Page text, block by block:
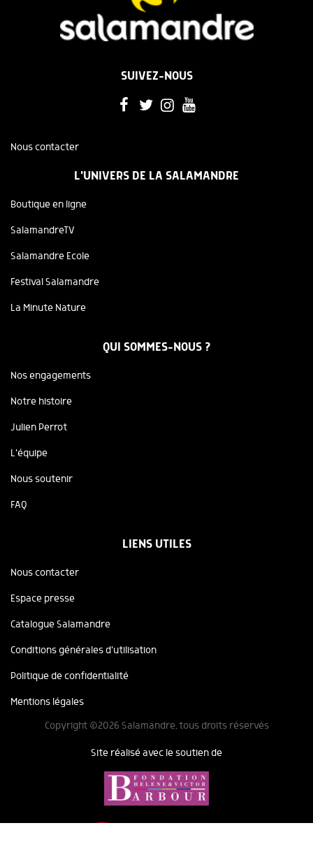
SUIVEZ-NOUS
Nous contacter
L'UNIVERS DE LA SALAMANDRE
Boutique en ligne
SalamandreTV
Salamandre Ecole
Festival Salamandre
La Minute Nature
QUI SOMMES-NOUS ?
Nos engagements
Notre histoire
Julien Perrot
L'équipe
Nous soutenir
FAQ
LIENS UTILES
Nous contacter
Espace presse
Catalogue Salamandre
Conditions générales d'utilisation
Politique de confidentialité
Mentions légales
Copyright ©2026 Salamandre, tous droits réservés
Site réalisé avec le soutien de